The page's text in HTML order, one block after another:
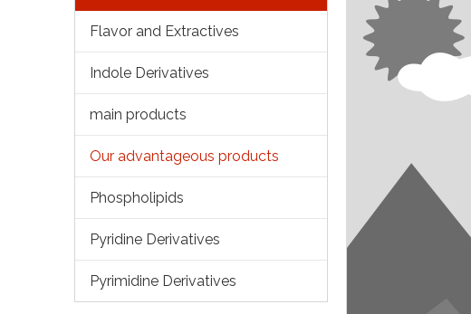
Flavor and Extractives
Indole Derivatives
main products
Our advantageous products
Phospholipids
Pyridine Derivatives
Pyrimidine Derivatives